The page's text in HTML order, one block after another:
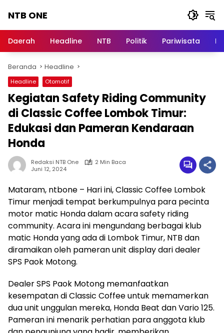
NTB ONE
dan
Berita
Lombok
Daerah Headline NTB Politik Pariwisata
Beranda Headline
Headline Otomotif
Kegiatan Safety Riding Community
di Classic Coffee Lombok Timur:
Edukasi dan Pameran Kendaraan
Honda
Redaksi NTB One
2 Min Baca
Juni 12, 2024
Mataram, ntbone – Hari ini, Classic Coffee Lombok
Timur menjadi tempat berkumpulnya para pecinta
motor matic Honda dalam acara safety riding
community. Acara ini mengundang berbagai klub
matic Honda yang ada di Lombok Timur, NTB dan
diramaikan oleh pameran unit display dari dealer
SPS Paok Motong.
Dealer SPS Paok Motong memanfaatkan
kesempatan di Classic Coffee untuk memamerkan
dua unit unggulan mereka, Honda Beat dan Vario 125.
Pameran ini menarik perhatian para anggota klub